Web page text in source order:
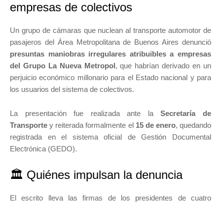
empresas de colectivos
Un grupo de cámaras que nuclean al transporte automotor de
pasajeros del Área Metropolitana de Buenos Aires denunció
presuntas maniobras irregulares atribuibles a empresas
del Grupo La Nueva Metropol, que habrían derivado en un
perjuicio económico millonario para el Estado nacional y para
los usuarios del sistema de colectivos.
La presentación fue realizada ante laSecretaría de
Transporte y reiterada formalmente el 15 de enero, quedando
registrada en el sistema oficial de Gestión Documental
Electrónica (GEDO).
🏛️ Quiénes impulsan la denuncia
El escrito lleva las firmas de los presidentes de cuatro